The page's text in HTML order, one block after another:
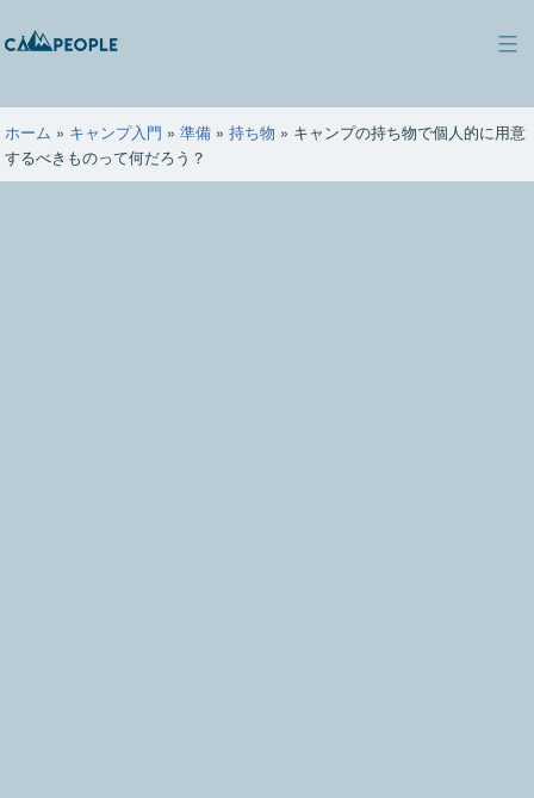
ン
ツ
へ
ス
キ
ン
ピ
ー
ホーム » キャンプ入門 » 準備» 持ち物 » キャンプの持ち物で個人的に用意
するべきものって何だろう？